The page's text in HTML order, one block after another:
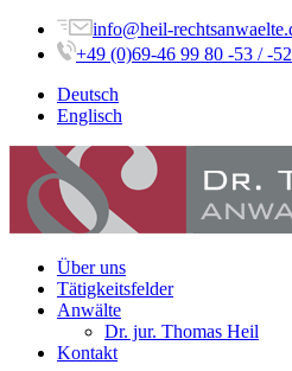
info@heil-
+49 (0)69-46 99 80 -53 / -52
Deutsch
Englisch
Über uns
Tätigkeitsfelder
Anwälte
Dr. jur. Thomas Heil
Kontakt